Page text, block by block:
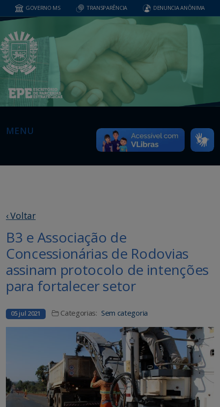
GOVERNO MS TRANSPARÊNCIA DENUNCIA ANÔNIMA
MENU
‹ Voltar
B3 e Associação de
Concessionárias de Rodovias
assinam protocolo de intenções
para fortalecer setor
05 jul 2021 Categorias: Sem categoria